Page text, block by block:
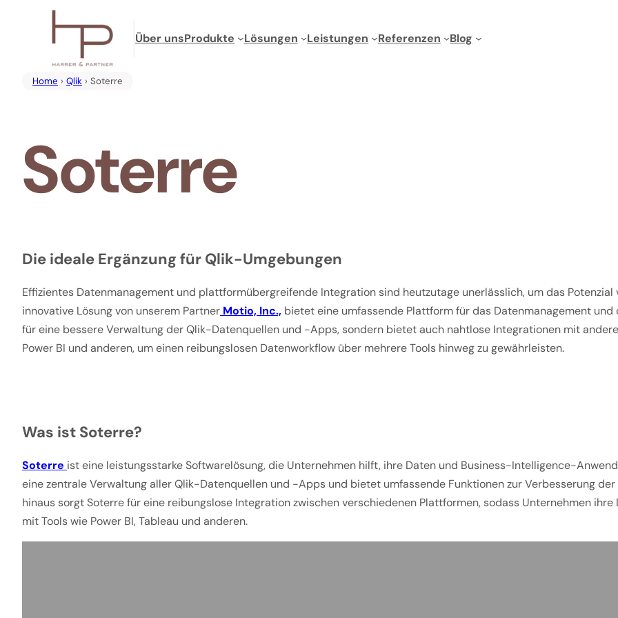
Über unsProdukte Lösungen Leistungen Referenzen Blog
Home › Qlik › Soterre
Soterre
Die ideale Ergänzung für Qlik-Umgebungen
Effizientes Datenmanagement und plattformübergreifende Integration sind heutzutage unerlässlich, um das
innovative Lösung von unserem Partner Motio, Inc., bietet eine umfassende Plattform für das Datenmanagement
für eine bessere Verwaltung der Qlik-Datenquellen und -Apps, sondern bietet auch nahtlose Integrationen mit
Power BI und anderen, um einen reibungslosen Datenworkflow über mehrere Tools hinweg zu gewährleisten.
Was ist Soterre?
Soterre ist eine leistungsstarke Softwarelösung, die Unternehmen hilft, ihre Daten und Business-Intelligence-
eine zentrale Verwaltung aller Qlik-Datenquellen und -Apps und bietet umfassende Funktionen zur Verbesserung
hinaus sorgt Soterre für eine reibungslose Integration zwischen verschiedenen Plattformen, sodass Unternehmen
mit Tools wie Power BI, Tableau und anderen.